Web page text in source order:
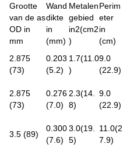
Grootte
van de as
OD in
mm
Wand
dikte
in
(mm)
Metalen
gebied
in2(cm2
)
Perim
eter
in
(cm)
2.875
(73)
0.203
(5.2)
1.7(11.0
)
9.0
(22.9)
2.875
(73)
0.276
(7.0)
2.3(14.
8)
9.0
(22.9)
3.5 (89)
0.300
(7.6)
3.0(19.
5)
11.0(2
7.9)